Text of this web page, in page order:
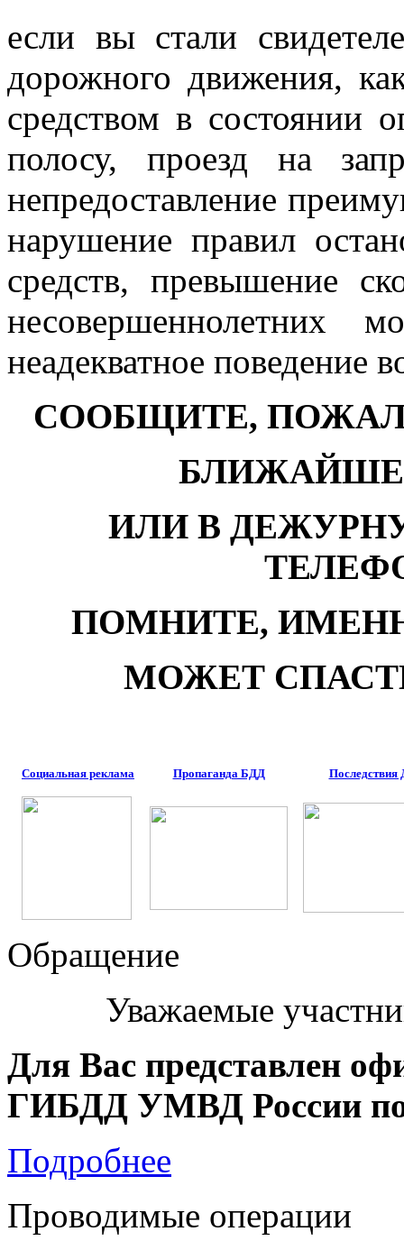
если вы стали
дорожного движения,
средством в состоянии
полосу, проезд на
непредоставление
нарушение правил
средств, превышение
несовершеннолетних
неадекватное поведение
СООБЩИТЕ,
ИЛИ В
ПОМНИТЕ,
МОЖЕТ
Социальная реклама Пропаганда БДД
Обращение
Уважаемые
Для Вас представлен
ГИБДД УМВД России по
Подробнее
Проводимые операции